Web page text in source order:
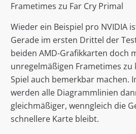
Frametimes zu Far Cry Primal
Wieder ein Beispiel pro NVIDIA
Gerade im ersten Drittel der
beiden AMD-Grafikkarten doch
unregelmäßigen Frametimes zu
Spiel auch bemerkbar machen.
werden alle Diagrammlinien
gleichmäßiger, wenngleich die
schnellere Karte bleibt.